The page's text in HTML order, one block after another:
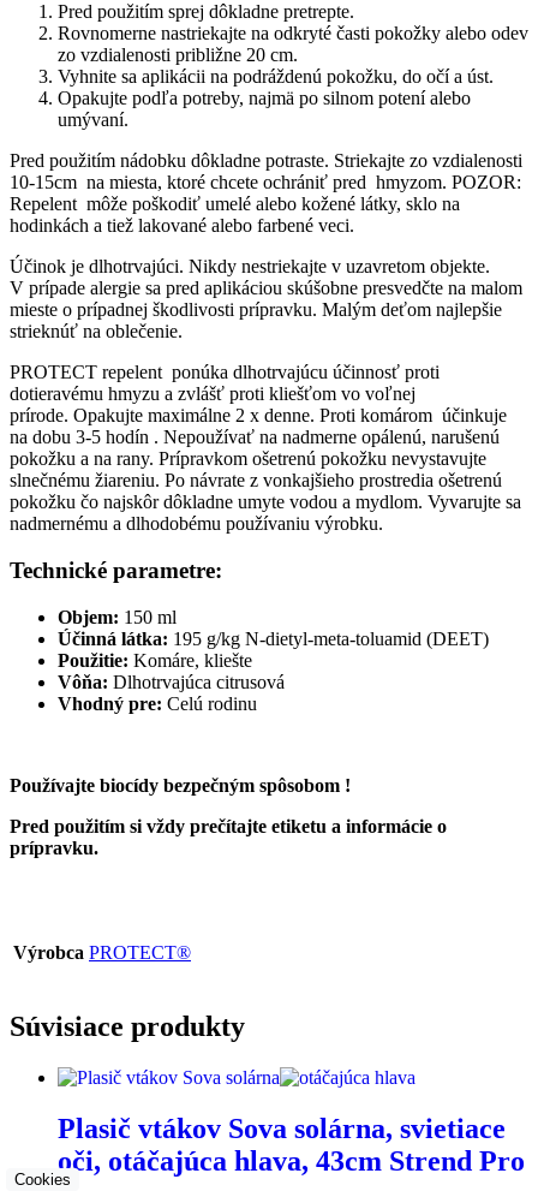
Pred použitím sprej dôkladne pretrepte.
Rovnomerne nastriekajte na odkryté časti pokožky alebo odev
zo vzdialenosti približne 20 cm.
Vyhnite sa aplikácii na podráždenú pokožku, do očí a úst.
Opakujte podľa potreby, najmä po silnom potení alebo
umývaní.
Pred použitím nádobku dôkladne potraste. Striekajte zo vzdialenosti
10-15cm na miesta, ktoré chcete ochrániť pred hmyzom. POZOR:
Repelent môže poškodiť umelé alebo kožené látky, sklo na
hodinkách a tiež lakované alebo farbené veci.
Účinok je dlhotrvajúci. Nikdy nestriekajte v uzavretom objekte.
V prípade alergie sa pred aplikáciou skúšobne presvedčte na malom
mieste o prípadnej škodlivosti prípravku. Malým deťom najlepšie
strieknúť na oblečenie.
PROTECT repelent ponúka dlhotrvajúcu účinnosť proti
dotieravému hmyzu a zvlášť proti kliešťom vo voľnej
prírode. Opakujte maximálne 2 x denne. Proti komárom účinkuje
na dobu 3-5 hodín . Nepoužívať na nadmerne opálenú, narušenú
pokožku a na rany. Prípravkom ošetrenú pokožku nevystavujte
slnečnému žiareniu. Po návrate z vonkajšieho prostredia ošetrenú
pokožku čo najskôr dôkladne umyte vodou a mydlom. Vyvarujte sa
nadmernému a dlhodobému používaniu výrobku.
Technické parametre:
Objem: 150 ml
Účinná látka: 195 g/kg N-dietyl-meta-toluamid (DEET)
Použitie: Komáre, kliešte
Vôňa: Dlhotrvajúca citrusová
Vhodný pre: Celú rodinu
Používajte biocídy bezpečným spôsobom !
Pred použitím si vždy prečítajte etiketu a informácie o
prípravku.
Výrobca PROTECT®
Súvisiace produkty
Plasič vtákov Sova solárna, svietiace
oči, otáčajúca hlava, 43cm Strend Pro
Cookies